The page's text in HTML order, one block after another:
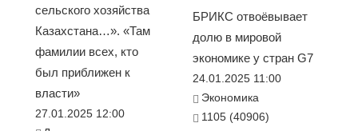
сельского хозяйства
Казахстана…». «Там
фамилии всех, кто
был приближен к
власти»
27.01.2025 12:00
БРИКС отвоёвывает
долю в мировой
экономике у стран G7
24.01.2025 11:00
Экономика
1105 (40906)